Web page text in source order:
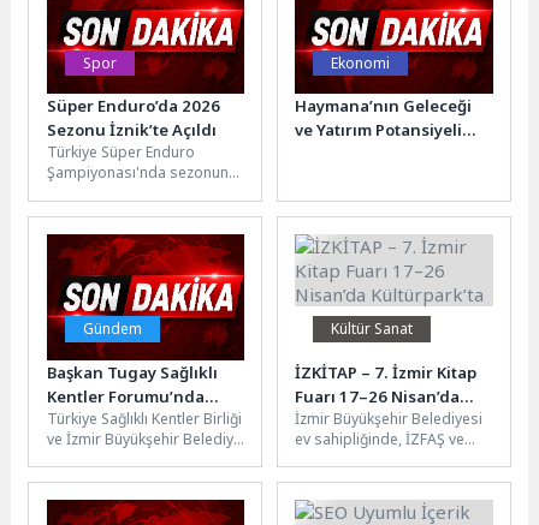
Spor
Süper Enduro’da 2026
Sezonu İznik’te Açıldı
Türkiye Süper Enduro
Şampiyonası'nda sezonun
yapıldı.Türkiye Motosiklet
Federasyonu’nun 2026 yarış
takviminde yer...
Ekonomi
Haymana’nın Geleceği
ve Yatırım Potansiyeli
Gündem
Başkan Tugay Sağlıklı
Kentler Forumu’nda
konuştu: “İklim hedefleri
ancak kentlerde
somutlaşır”
Türkiye Sağlıklı Kentler Birliği
ve İzmir Büyükşehir Belediye
öncülüğünde bu yıl...
Kültür Sanat
İZKİTAP – 7. İzmir Kitap
Fuarı 17–26 Nisan’da
Kültürpark’ta
İzmir Büyükşehir Belediyesi
ev sahipliğinde, İZFAŞ ve
düzenlenen İZKİTAP – 7....